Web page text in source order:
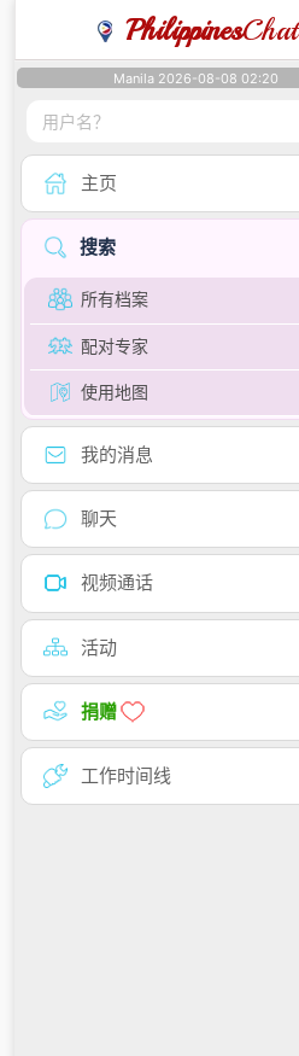
PhilippinesChat
Manila 2026-08-08 02:20
主页
搜索
所有档案
配对专家
使用地图
我的消息
聊天
视频通话
活动
捐赠
工作时间线